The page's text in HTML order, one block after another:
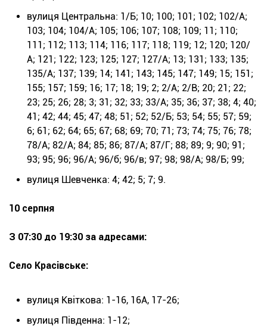
вулиця Центральна: 1/Б; 10; 100; 101; 102; 102/А;
103; 104; 104/А; 105; 106; 107; 108; 109; 11; 110;
111; 112; 113; 114; 116; 117; 118; 119; 12; 120; 120/
А; 121; 122; 123; 125; 127; 127/А; 13; 131; 133; 135;
135/А; 137; 139; 14; 141; 143; 145; 147; 149; 15; 151;
155; 157; 159; 16; 17; 18; 19; 2; 2/А; 2/В; 20; 21; 22;
23; 25; 26; 28; 3; 31; 32; 33; 33/А; 35; 36; 37; 38; 4; 40;
41; 42; 44; 45; 47; 48; 51; 52; 52/Б; 53; 54; 55; 57; 59;
6; 61; 62; 64; 65; 67; 68; 69; 70; 71; 73; 74; 75; 76; 78;
78/А; 82/А; 84; 85; 86; 87/А; 87/Г; 88; 89; 9; 90; 91;
93; 95; 96; 96/А; 96/б; 96/в; 97; 98; 98/А; 98/Б; 99;
вулиця Шевченка: 4; 42; 5; 7; 9.
10 серпня
З 07:30 до 19:30 за адресами:
Село Красівське:
вулиця Квіткова: 1-16, 16А, 17-26;
вулиця Південна: 1-12;